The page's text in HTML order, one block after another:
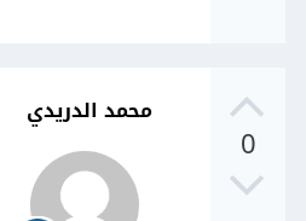
0
محمد الدريدي